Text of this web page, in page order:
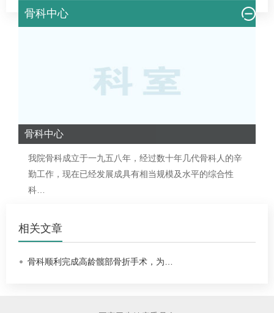
骨科中心
骨科中心
我院骨科成立于一九五八年，经过数十年几代骨科人的辛
勤工作，现在已经发展成具有相当规模及水平的综合性
科…
相关文章
骨科顺利完成高龄髋部骨折手术，为…